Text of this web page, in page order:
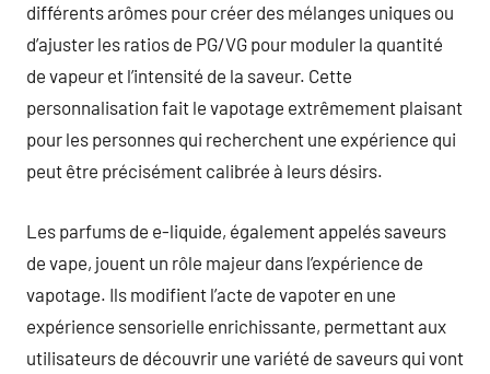
différents arômes pour créer des mélanges uniques ou
d’ajuster les ratios de PG/VG pour moduler la quantité
de vapeur et l’intensité de la saveur. Cette
personnalisation fait le vapotage extrêmement plaisant
pour les personnes qui recherchent une expérience qui
peut être précisément calibrée à leurs désirs.
Les parfums de e-liquide, également appelés saveurs
de vape, jouent un rôle majeur dans l’expérience de
vapotage. Ils modifient l’acte de vapoter en une
expérience sensorielle enrichissante, permettant aux
utilisateurs de découvrir une variété de saveurs qui vont